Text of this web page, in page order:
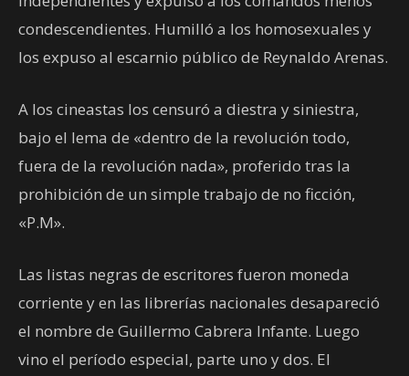
condescendientes. Humilló a los homosexuales y
los expuso al escarnio público de Reynaldo Arenas.
A los cineastas los censuró a diestra y siniestra,
bajo el lema de «dentro de la revolución todo,
fuera de la revolución nada», proferido tras la
prohibición de un simple trabajo de no ficción,
«P.M».
Las listas negras de escritores fueron moneda
corriente y en las librerías nacionales desapareció
el nombre de Guillermo Cabrera Infante. Luego
vino el período especial, parte uno y dos. El